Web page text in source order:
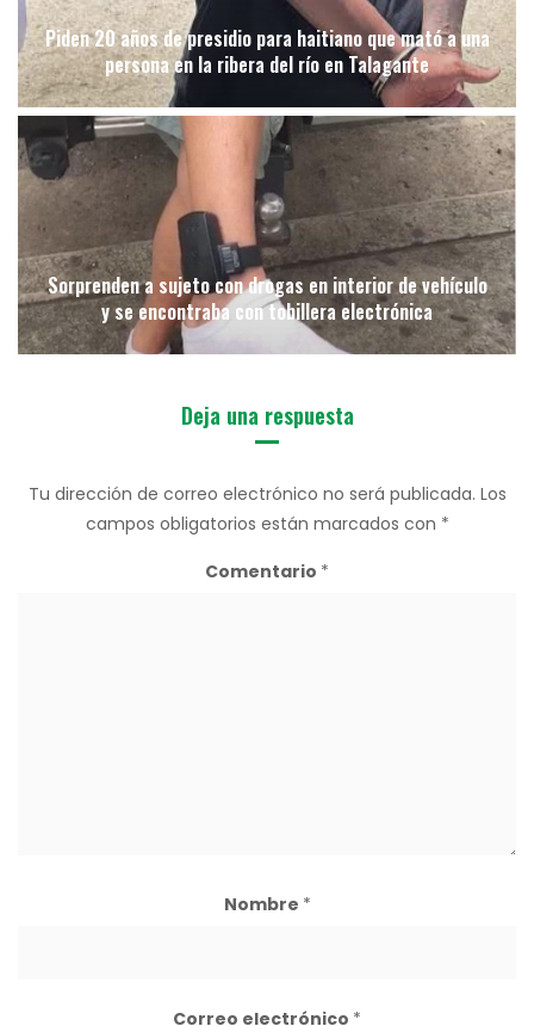
Piden 20 años de presidio para haitiano que mató a una
persona en la ribera del río en Talagante
Sorprenden a sujeto con drogas en interior de vehículo
y se encontraba con tobillera electrónica
Deja una respuesta
Tu dirección de correo electrónico no será publicada. Los
campos obligatorios están marcados con *
Comentario *
Nombre *
Correo electrónico *